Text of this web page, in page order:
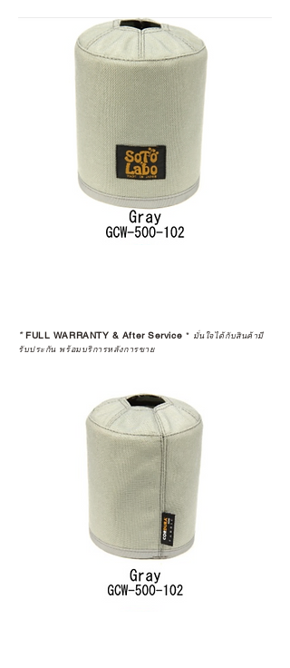
*FULL WARRANTY & After Service * มั่นใจได้กับสินค้ามี
รับประกัน พร้อมบริการหลังการขาย